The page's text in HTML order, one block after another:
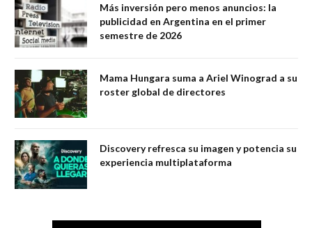
Más inversión pero menos anuncios: la
publicidad en Argentina en el primer
semestre de 2026
Mama Hungara suma a Ariel Winograd a su
roster global de directores
Discovery refresca su imagen y potencia su
experiencia multiplataforma